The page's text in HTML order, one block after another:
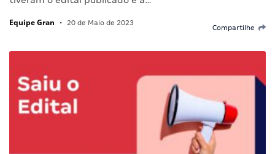
Equipe Gran • 20 de Maio de 2023
Compartilhe